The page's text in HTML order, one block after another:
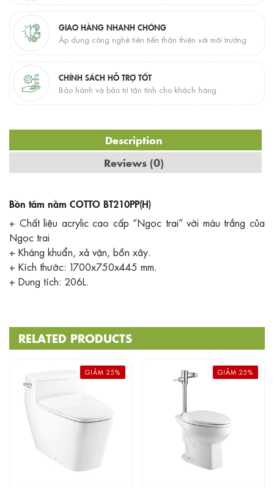
GIAO HÀNG NHANH CHÓNG
Áp dụng công nghệ tiên tiến thân thiện với môi trường
CHÍNH SÁCH HỖ TRỢ TỐT
Bảo hành và bảo trì tận tình cho khách hàng
Description
Reviews (0)
Bồn tắm nằm COTTO BT210PP(H)
+ Chất liệu acrylic cao cấp “Ngọc trai” với màu trắng của
Ngọc trai
+ Kháng khuẩn, xả vặn, bồn xây.
+ Kích thước: 1700x750x445 mm.
+ Dung tích: 206L.
RELATED PRODUCTS
GIẢM 25% GIẢM 25%